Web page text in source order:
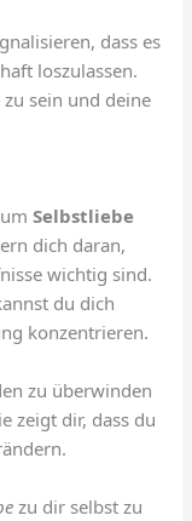
dass es
loszulassen.
sein und deine
umSelbstliebe
dich daran,
wichtig sind.
du dich
konzentrieren.
zu überwinden
zeigt dir, dass du
zu dir selbst zu